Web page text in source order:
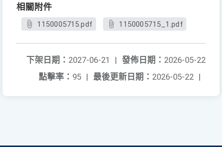
相關附件
1150005715.pdf 1150005715_1.pdf
發佈日期： 2026-05-22
下架日期： 2027-06-21
|
最後更新日期： 2026-05-22 |
點擊率： 95 |